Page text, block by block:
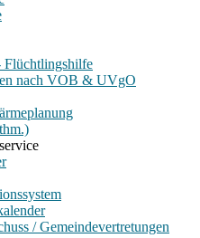
Flüchtlingshilfe
nach VOB & UVgO
/ Gemeindevertretungen